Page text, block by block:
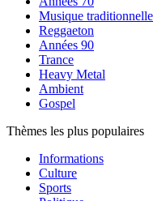
Musique traditionnelle
Reggaeton
Années 90
Trance
Heavy Metal
Ambient
Gospel
Thèmes les plus populaires
Informations
Culture
Sports